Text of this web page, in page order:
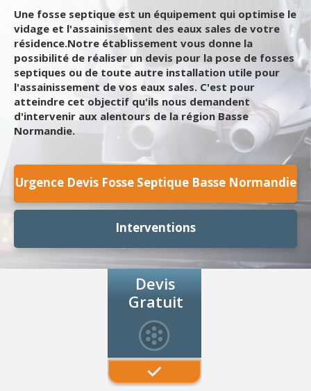
Une fosse septique est un équipement qui optimise le
vidage et l'assainissement des eaux sales de votre
résidence.Notre établissement vous donne la
possibilité de réaliser un devis pour la pose de fosses
septiques ou de toute autre installation utile pour
l'assainissement de vos eaux sales. C'est pour
atteindre cet objectif qu'ils nous demandent
d'intervenir aux alentours de la région Basse
Normandie.
Urgence Devis Fosse Septique Basse Normandie
Interventions
Devis
Gratuit